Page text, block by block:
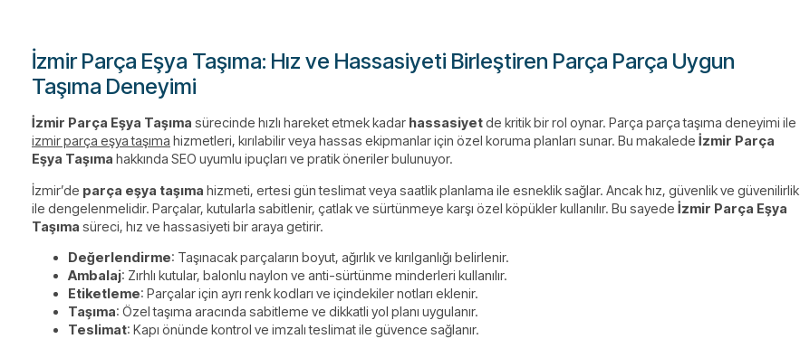
İzmir Parça Eşya Taşıma: Hız ve Hassasiyeti Birleştiren Parça Parça Uygun
Taşıma Deneyimi
İzmir Parça Eşya Taşıma sürecinde hızlı hareket etmek kadar hassasiyetde kritik bir rol oynar. Parça parça taşıma deneyimi ile
izmir parça eşya taşıma hizmetleri, kırılabilir veya hassas ekipmanlar için özel koruma planları sunar. Bu makalede İzmir Parça
Eşya Taşıma hakkında SEO uyumlu ipuçları ve pratik öneriler bulunuyor.
İzmir’de parça eşya taşıma hizmeti, ertesi gün teslimat veya saatlik planlama ile esneklik sağlar. Ancak hız, güvenlik ve güvenilirlik
ile dengelenmelidir. Parçalar, kutularla sabitlenir, çatlak ve sürtünmeye karşı özel köpükler kullanılır. Bu sayede İzmir Parça Eşya
Taşıma süreci, hız ve hassasiyeti bir araya getirir.
Değerlendirme: Taşınacak parçaların boyut, ağırlık ve kırılganlığı belirlenir.
Ambalaj: Zırhlı kutular, balonlu naylon ve anti-sürtünme minderleri kullanılır.
Etiketleme: Parçalar için ayrı renk kodları ve içindekiler notları eklenir.
Taşıma: Özel taşıma aracında sabitleme ve dikkatli yol planı uygulanır.
Teslimat: Kapı önünde kontrol ve imzalı teslimat ile güvence sağlanır.